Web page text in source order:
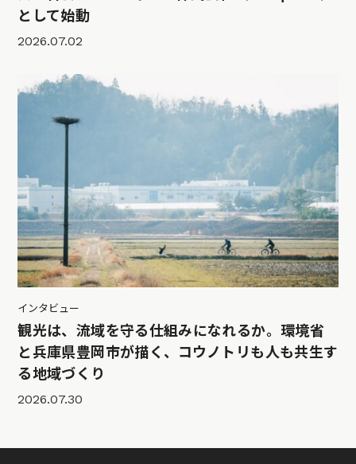
として始動
2026.07.02
インタビュー
観光は、流域を守る仕組みになれるか。環境省
と兵庫県豊岡市が描く、コウノトリも人も共生す
る地域づくり
2026.07.30